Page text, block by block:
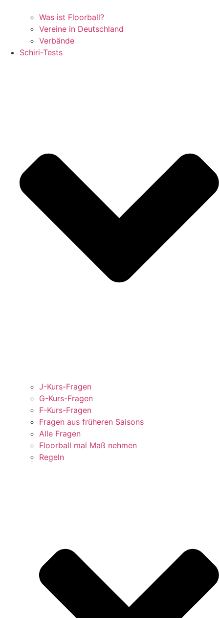
Was ist Floorball?
Vereine in Deutschland
Verbände
Schiri-Tests
J-Kurs-Fragen
G-Kurs-Fragen
F-Kurs-Fragen
Fragen aus früheren Saisons
Alle Fragen
Floorball mal Maß nehmen
Regeln